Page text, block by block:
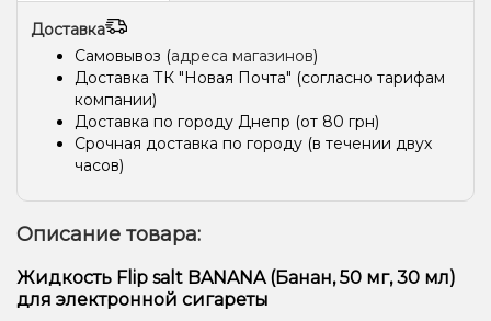
Доставка
Самовывоз (адреса магазинов)
Доставка ТК "Новая Почта" (согласно тарифам
компании)
Доставка по городу Днепр (от 80 грн)
Срочная доставка по городу (в течении двух
часов)
Описание товара:
Жидкость Flip salt BANANA (Банан, 50 мг, 30 мл)
для электронной сигареты